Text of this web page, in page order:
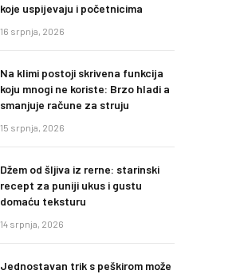
koje uspijevaju i početnicima
16 srpnja, 2026
Na klimi postoji skrivena funkcija
koju mnogi ne koriste: Brzo hladi a
smanjuje račune za struju
15 srpnja, 2026
Džem od šljiva iz rerne: starinski
recept za puniji ukus i gustu
domaću teksturu
14 srpnja, 2026
Jednostavan trik s peškirom može